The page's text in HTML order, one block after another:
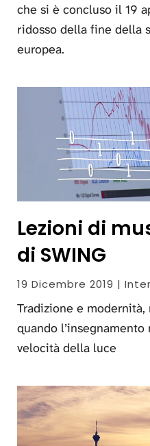
che si è concluso il 19
ridosso della fine della
europea.
Lezioni di
di SWING
19 Dicembre 2019 |
Tradizione e
quando
velocità della luce